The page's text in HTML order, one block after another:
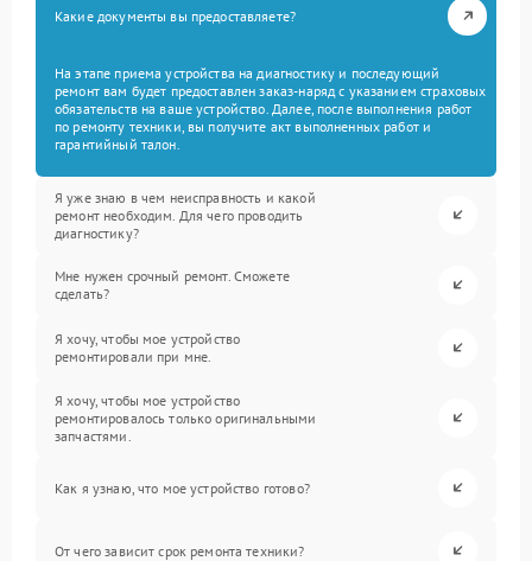
Какие документы вы предоставляете?
На этапе приема устройства на диагностику и последующий
ремонт вам будет предоставлен заказ-наряд с указанием страховых
обязательств на ваше устройство. Далее, после выполнения работ
по ремонту техники, вы получите акт выполненных работ и
гарантийный талон.
Я уже знаю в чем неисправность и какой
ремонт необходим. Для чего проводить
диагностику?
Мне нужен срочный ремонт. Сможете
сделать?
Я хочу, чтобы мое устройство
ремонтировали при мне.
Я хочу, чтобы мое устройство
ремонтировалось только оригинальными
запчастями.
Как я узнаю, что мое устройство готово?
От чего зависит срок ремонта техники?